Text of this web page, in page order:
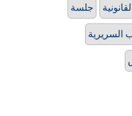
جلسة
السريرية